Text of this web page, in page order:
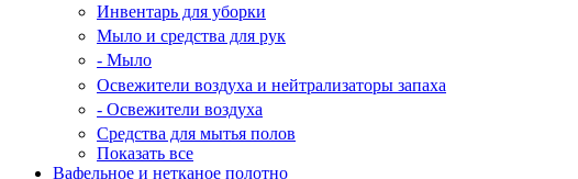
Инвентарь для уборки
Мыло и средства для рук
- Мыло
Освежители воздуха и нейтрализаторы запаха
- Освежители воздуха
Средства для мытья полов
Показать все
Вафельное и нетканое полотно